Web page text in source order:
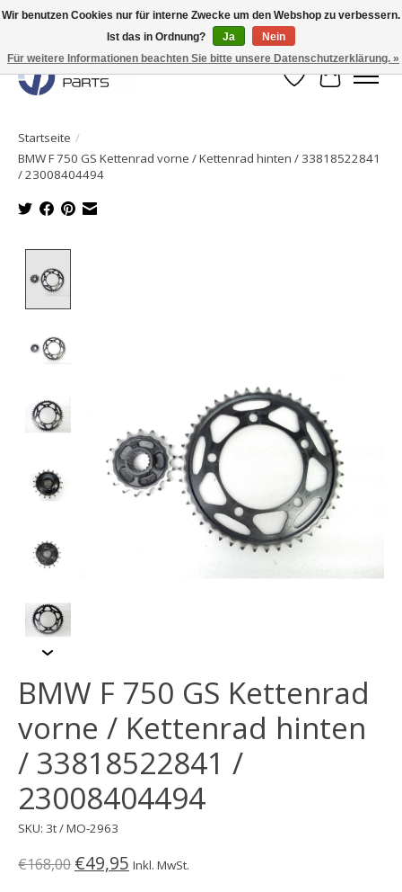
Originale Teile sofort lieferbar!
Wunschzettel
Ihr
Startseite /
BMW F 750 GS Kettenrad vorne / Kettenrad hinten / 33818522841
/ 23008404494
BMW F 750 GS Kettenrad
vorne / Kettenrad hinten
/ 33818522841 /
23008404494
SKU: 3t / MO-2963
€168,00 €49,95 Inkl. MwSt.
Wir benutzen Cookies nur für interne Zwecke um den Webshop zu verbessern.
Ist das in Ordnung?
Ja
Nein
Für weitere Informationen beachten Sie bitte unsere Datenschutzerklärung. »